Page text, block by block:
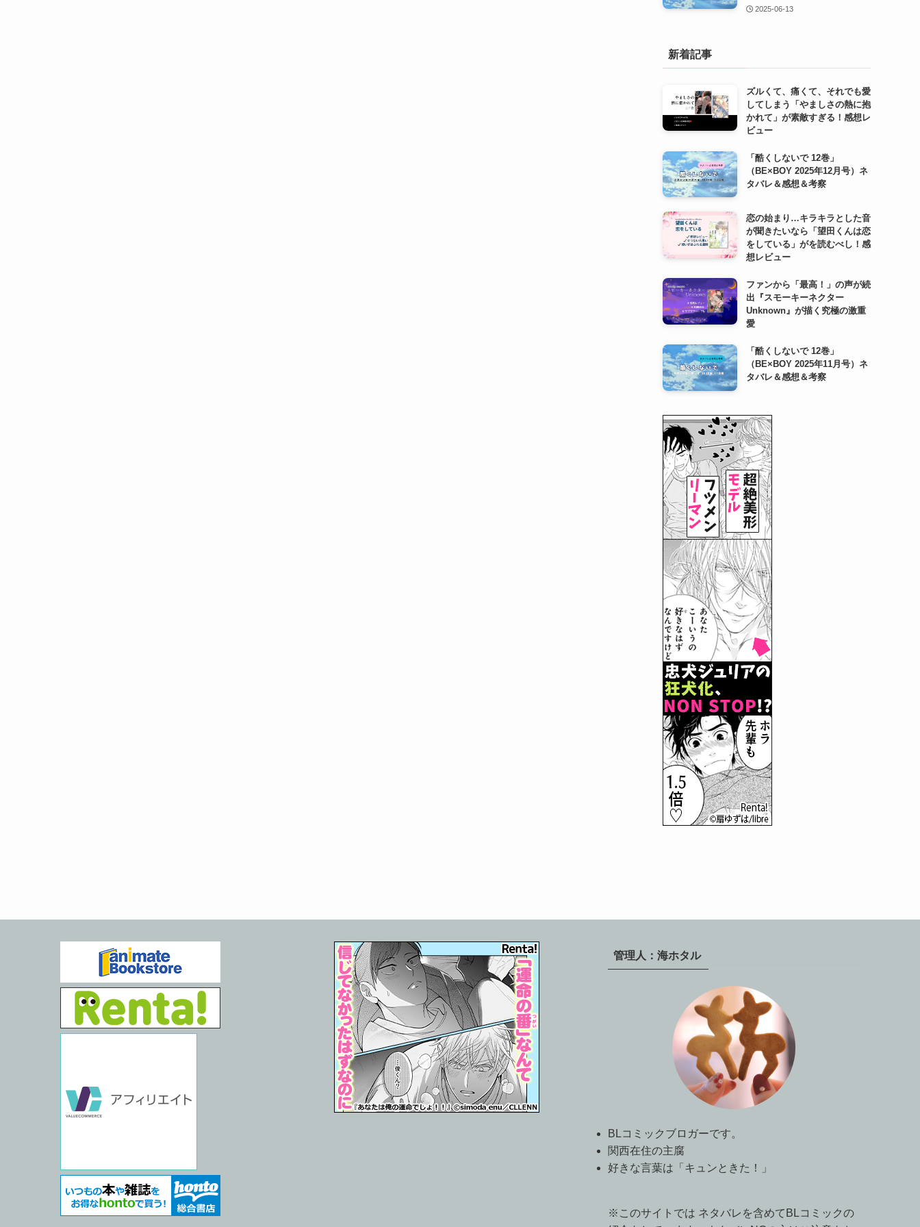
2025-06-13
新着記事
ズルくて、痛くて、それでも愛
してしまう「やましさの熱に抱
かれて」が素敵すぎる！感想レ
ビュー
「酷くしないで 12巻」
（BE×BOY 2025年12月号）ネ
タバレ＆感想＆考察
恋の始まり…キラキラとした音
が聞きたいなら「望田くんは恋
をしている」がを読むべし！感
想レビュー
ファンから「最高！」の声が続
出『スモーキーネクター
Unknown』が描く究極の激重
愛
「酷くしないで 12巻」
（BE×BOY 2025年11月号）ネ
タバレ＆感想＆考察
管理人：海ホタル
BLコミックブロガーです。
関西在住の主腐
好きな言葉は「キュンときた！」
※このサイトでは ネタバレを含めてBLコミックの